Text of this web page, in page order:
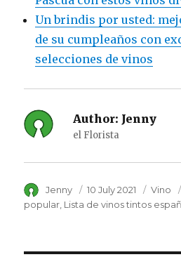
Un brindis por usted:
de su cumpleaños con
selecciones de vinos
Author: Jenny
el Florista
Author
Jenny
Posted
on
10 July 2021 Vino
popular Lista de vinos tintos